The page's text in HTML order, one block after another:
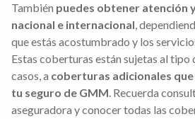
También puedes obtener atención
nacional e internacional,
que estás acostumbrado y los
Estas coberturas están sujetas al tipo
casos, a coberturas adicionales
tu seguro de GMM. Recuerda
aseguradora y conocer todas las